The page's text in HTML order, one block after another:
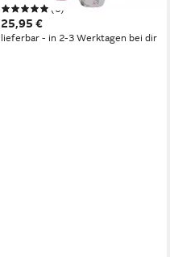
(6)
25,95 €
lieferbar - in 2-3 Werktagen bei dir